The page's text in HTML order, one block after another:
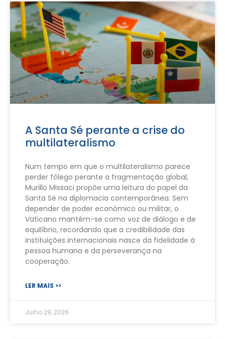
A Santa Sé perante a crise do
multilateralismo
Num tempo em que o multilateralismo parece
perder fôlego perante a fragmentação global,
Murillo Missaci propõe uma leitura do papel da
Santa Sé na diplomacia contemporânea. Sem
depender de poder económico ou militar, o
Vaticano mantém-se como voz de diálogo e de
equilíbrio, recordando que a credibilidade das
instituições internacionais nasce da fidelidade à
pessoa humana e da perseverança na
cooperação.
LER MAIS >>
Julho 29, 2026